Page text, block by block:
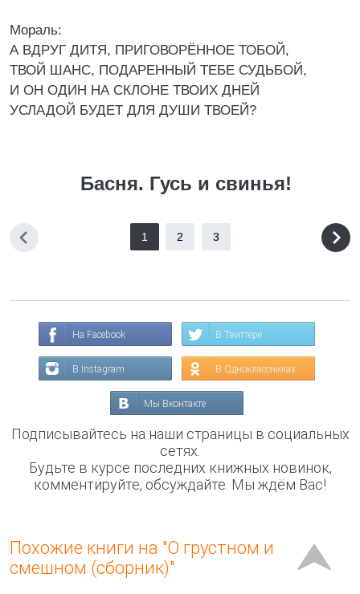
Мораль:
А ВДРУГ ДИТЯ, ПРИГОВОРЁННОЕ ТОБОЙ,
ТВОЙ ШАНС, ПОДАРЕННЫЙ ТЕБЕ СУДЬБОЙ,
И ОН ОДИН НА СКЛОНЕ ТВОИХ ДНЕЙ
УСЛАДОЙ БУДЕТ ДЛЯ ДУШИ ТВОЕЙ?
Басня. Гусь и свинья!
1 2 3
На Facebook В Твиттере
В Instagram В Одноклассниках
Мы Вконтакте
Подписывайтесь на наши страницы в социальных
сетях.
Будьте в курсе последних книжных новинок,
комментируйте, обсуждайте. Мы ждём Вас!
Похожие книги на "О грустном и
смешном (сборник)"